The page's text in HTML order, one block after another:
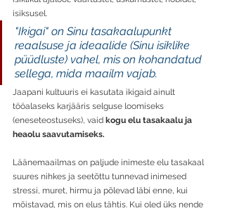
isiksusel.
"Ikigai" on Sinu tasakaalupunkt
reaalsuse ja ideaalide (Sinu isiklike
püüdluste) vahel, mis on kohandatud
sellega, mida maailm vajab.
Jaapani kultuuris ei kasutata ikigaid ainult
tööalaseks karjääris selguse loomiseks
(eneseteostuseks), vaid kogu elu tasakaalu ja
heaolu saavutamiseks.
Läänemaailmas on paljude inimeste elu tasakaal
suures nihkes ja seetõttu tunnevad inimesed
stressi, muret, hirmu ja põlevad läbi enne, kui
mõistavad, mis on elus tähtis. Kui oled üks nende